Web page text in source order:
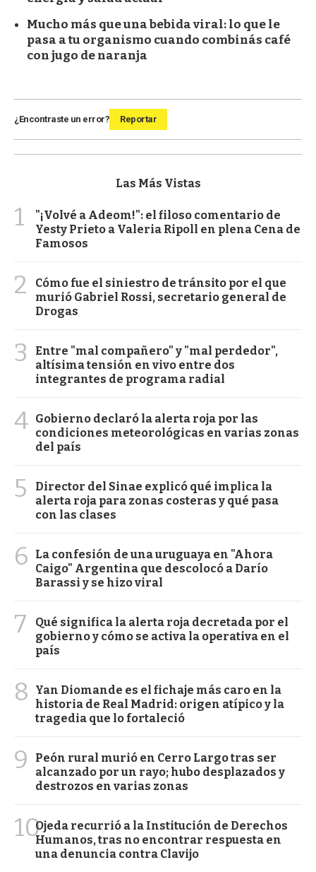
Mucho más que una bebida viral: lo que le
pasa a tu organismo cuando combinás café
con jugo de naranja
¿Encontraste un error? Reportar
Las Más Vistas
1
"¡Volvé a Adeom!": el filoso comentario de
Yesty Prieto a Valeria Ripoll en plena Cena de
Famosos
2
Cómo fue el siniestro de tránsito por el que
murió Gabriel Rossi, secretario general de
Drogas
3
Entre "mal compañero" y "mal perdedor",
altísima tensión en vivo entre dos
integrantes de programa radial
4 Gobierno declaró la alerta roja por las
condiciones meteorológicas en varias zonas
del país
5
Director del Sinae explicó qué implica la
alerta roja para zonas costeras y qué pasa
con las clases
6
La confesión de una uruguaya en "Ahora
Caigo" Argentina que descolocó a Darío
Barassi y se hizo viral
7
Qué significa la alerta roja decretada por el
gobierno y cómo se activa la operativa en el
país
8
Yan Diomande es el fichaje más caro en la
historia de Real Madrid: origen atípico y la
tragedia que lo fortaleció
9
Peón rural murió en Cerro Largo tras ser
alcanzado por un rayo; hubo desplazados y
destrozos en varias zonas
10Ojeda recurrió a la Institución de Derechos
Humanos, tras no encontrar respuesta en
una denuncia contra Clavijo